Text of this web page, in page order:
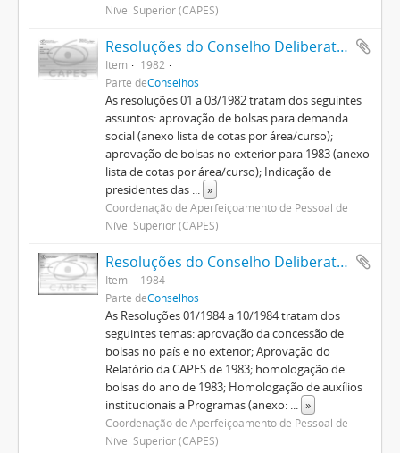
Nível Superior (CAPES)
Resoluções do Conselho Deliberativo (1982-1992)
Item
1982
Parte deConselhos
As resoluções 01 a 03/1982 tratam dos seguintes
assuntos: aprovação de bolsas para demanda
social (anexo lista de cotas por área/curso);
aprovação de bolsas no exterior para 1983 (anexo
lista de cotas por área/curso); Indicação de
presidentes das ... »
Coordenação de Aperfeiçoamento de Pessoal de
Nível Superior (CAPES)
Resoluções do Conselho Deliberativo (1982-1992)
Item
1984
Parte deConselhos
As Resoluções 01/1984 a 10/1984 tratam dos
seguintes temas: aprovação da concessão de
bolsas no país e no exterior; Aprovação do
Relatório da CAPES de 1983; homologação de
bolsas do ano de 1983; Homologação de auxílios
institucionais a Programas (anexo: ... »
Coordenação de Aperfeiçoamento de Pessoal de
Nível Superior (CAPES)